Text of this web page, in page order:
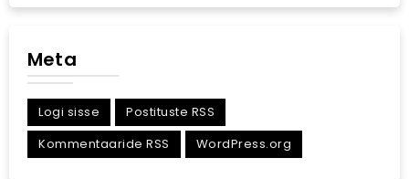
Meta
Logi sisse
Postituste RSS
Kommentaaride RSS
WordPress.org